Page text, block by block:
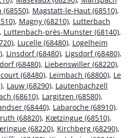
, Magstatt-le-Haut (68510),
, Magny (68210), Lutterbach
Luttenbach-près-Munster (68140),
, Lucelle (68480), Logelheim
, Linsdorf (68480), Ligsdorf (68480),
(68480), Liebenswiller (68220),
(68480), Leimbach (68800), Le
, Lauw (68290), Lautenbachzell
(68610), Largitzen (68580),
(68440), Labaroche (68910),
(68820), Kœtzingue (68510),
(68220), Kirchberg (68290),